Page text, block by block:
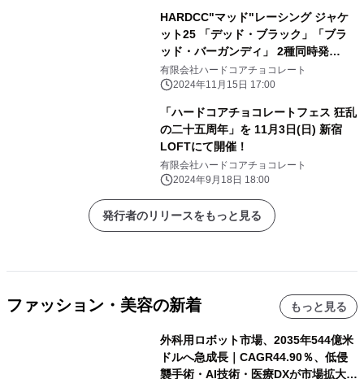
HARDCC"マッド"レーシング ジャケ
ット25 「デッド・ブラック」「ブラ
ッド・バーガンディ」 2種同時発
売！ 特別価格にて受注予約受付中！
有限会社ハードコアチョコレート
2024年11月15日 17:00
「ハードコアチョコレートフェス 狂乱
の二十五周年」を 11月3日(日) 新宿
LOFTにて開催！
有限会社ハードコアチョコレート
2024年9月18日 18:00
発行者のリリースをもっと見る
ファッション・美容の新着 もっと見る
外科用ロボット市場、2035年544億米
ドルへ急成長｜CAGR44.90％、低侵
襲手術・AI技術・医療DXが市場拡大を